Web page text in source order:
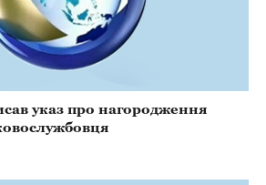
указ про нагородження